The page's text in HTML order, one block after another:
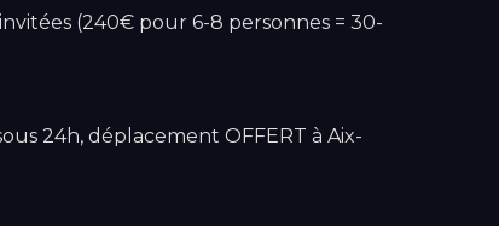
(240€ pour 6-8 personnes = 30-
24h, déplacement OFFERT à Aix-